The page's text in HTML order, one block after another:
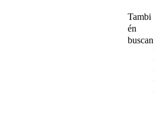
Tambi
én
buscan